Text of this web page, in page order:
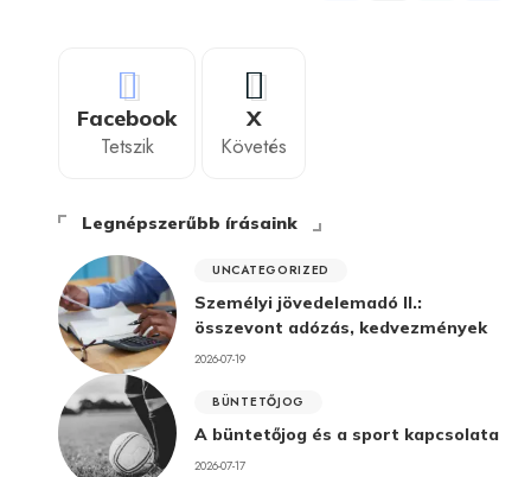
Facebook
Tetszik
X
Követés
Legnépszerűbb írásaink
UNCATEGORIZED
Személyi jövedelemadó II.:
összevont adózás, kedvezmények
2026-07-19
BÜNTETŐJOG
A büntetőjog és a sport kapcsolata
2026-07-17